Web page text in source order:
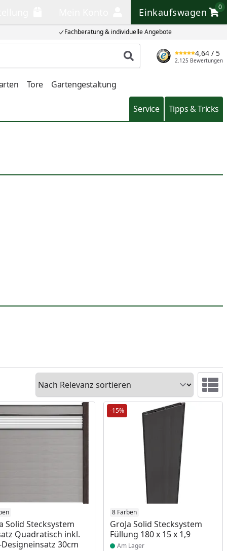
Fachberatung & individuelle Angebote
Einkaufswagen
0
Einkaufswagen
Produkt suchen
4,64 / 5
2.125 Bewertungen
Tore Gartengestaltung
Service Tipps & Tricks
Sortieren
Solid Stecksystem
Quadratisch inkl.
Designeinsatz 30cm
am Lager
-15%
8 Farben
GroJa Solid Stecksystem
Füllung 180 x 15 x 1,9
Produkt am Lager
Am Lager